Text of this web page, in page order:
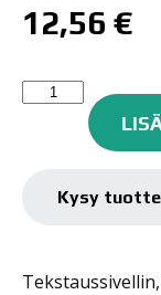
12,56 €
Mack
Kysy